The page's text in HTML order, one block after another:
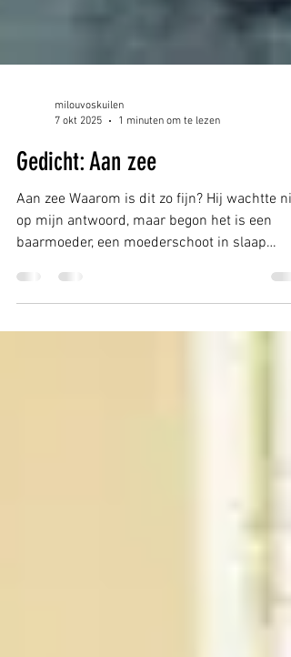
7 okt 2025
1 minuten om te lezen
Gedicht: Aan zee
Aan zee Waarom is dit zo fijn? Hij wachtte
baarmoeder, een moederschoot in slaap
gewiegd,...